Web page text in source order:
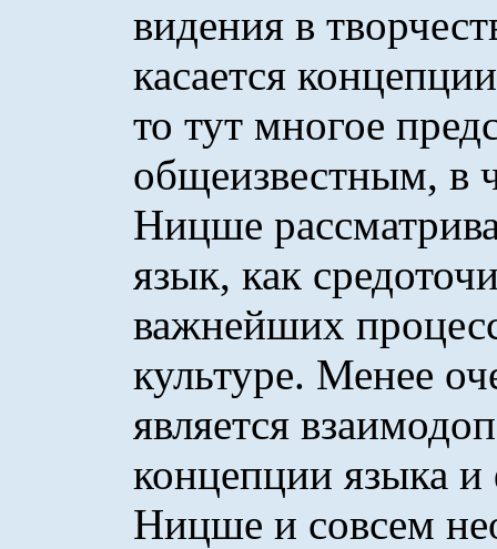
видения в
касается
то тут многое
общеизвестным, в
Ницше
язык, как
важнейших
культуре. Менее
является
концепции языка
Ницше и совсем